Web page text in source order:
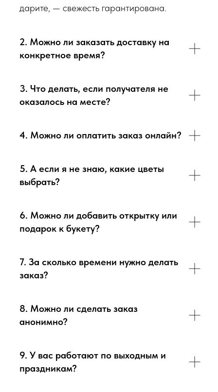
дарите, — свежесть гарантирована.
2. Можно ли заказать доставку на
конкретное время?
3. Что делать, если получателя не
оказалось на месте?
4. Можно ли оплатить заказ онлайн?
5. А если я не знаю, какие цветы
выбрать?
6. Можно ли добавить открытку или
подарок к букету?
7. За сколько времени нужно делать
заказ?
8. Можно ли сделать заказ
анонимно?
9. У вас работают по выходным и
праздникам?